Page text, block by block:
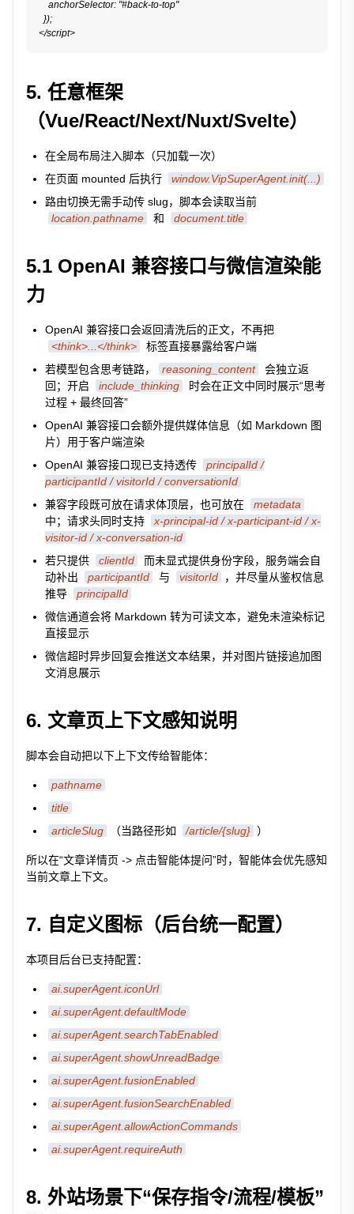
</script>
5. 任意框架
（Vue/React/Next/Nuxt/Svelte）
在全局布局注入脚本（只加载一次）
在页面 mounted 后执行
window.VipSuperAgent.init(...)
路由切换无需手动传 slug，脚本会读取当前
location.pathname
和 document.title
5.1 OpenAI 兼容接口与微信渲染能
力
OpenAI 兼容接口会返回清洗后的正文，不再把
<think>...</think>
标签直接暴露给客户端
若模型包含思考链路，
reasoning_content
会独立返
回；开启
include_thinking
时会在正文中同时展示“思考
过程 + 最终回答”
OpenAI 兼容接口会额外提供媒体信息（如 Markdown 图
片）用于客户端渲染
OpenAI 兼容接口现已支持透传
principalId /
participantId / visitorId / conversationId
兼容字段既可放在请求体顶层，也可放在
metadata
中；请求头同时支持
x-principal-id / x-participant-id / x-
visitor-id / x-conversation-id
若只提供
clientId
而未显式提供身份字段，服务端会自
动补出
participantId 与 visitorId
，并尽量从鉴权信息
推导
principalId
微信通道会将 Markdown 转为可读文本，避免未渲染标记
直接显示
微信超时异步回复会推送文本结果，并对图片链接追加图
文消息展示
6. 文章页上下文感知说明
脚本会自动把以下上下文传给智能体：
pathname
title
articleSlug
（当路径形如 /article/{slug} ）
所以在“文章详情页 -> 点击智能体提问”时，智能体会优先感知
当前文章上下文。
7. 自定义图标（后台统一配置）
本项目后台已支持配置：
ai.superAgent.iconUrl
ai.superAgent.defaultMode
ai.superAgent.searchTabEnabled
ai.superAgent.showUnreadBadge
ai.superAgent.fusionEnabled
ai.superAgent.fusionSearchEnabled
ai.superAgent.allowActionCommands
ai.superAgent.requireAuth
8. 外站场景下“保存指令/流程/模板”